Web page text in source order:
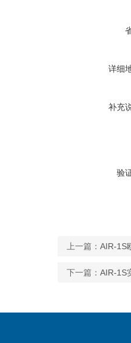
详细
补充
验
上一篇： AIR-1S
下一篇： AIR-1S